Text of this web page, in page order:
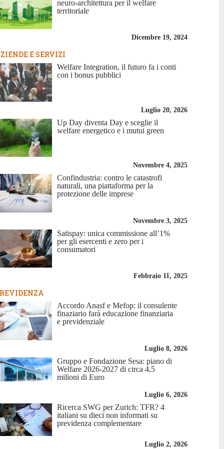
neuro-architettura per il welfare
territoriale
Dicembre 19, 2024
E SERVIZI
Welfare Integration, il futuro fa i conti
con i bonus pubblici
Luglio 20, 2026
Up Day diventa Day e sceglie il
welfare energetico e i mutui green
Novembre 4, 2025
Confindustria: contro le catastrofi
naturali, una piattaforma per la
protezione delle imprese
Novembre 3, 2025
Satispay: unica commissione all’1%
per gli esercenti e zero per i
consumatori
Febbraio 11, 2025
Accordo Anasf e Mefop: il consulente
finaziario farà educazione finanziaria
e previdenziale
Luglio 8, 2026
Gruppo e Fondazione Sesa: piano di
Welfare 2026-2027 di circa 4,5
milioni di Euro
Luglio 6, 2026
Ricerca SWG per Zurich: TFR? 4
italiani su dieci non informati su
previdenza complementare
Luglio 2, 2026